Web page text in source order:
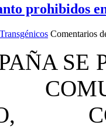
prohibidos
Transgénicos Comentarios
SE